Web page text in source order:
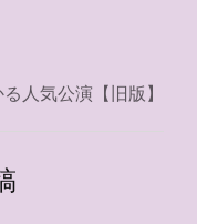
人気公演【旧版】